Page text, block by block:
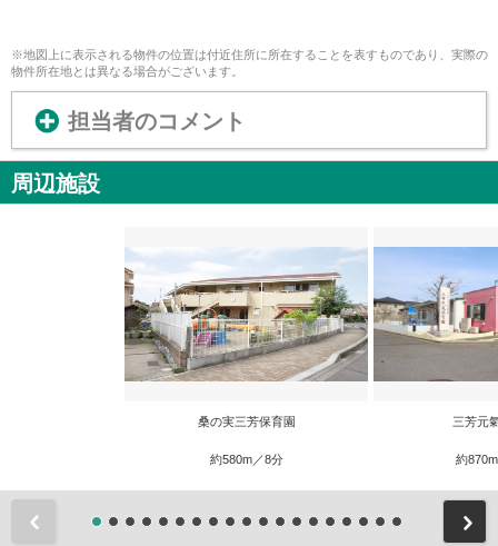
※地図上に表示される物件の位置は付近住所に所在することを表すものであり、実際の
物件所在地とは異なる場合がございます。
担当者のコメント
周辺施設
桑の実三芳保育園
約580m／8分
三芳元
約